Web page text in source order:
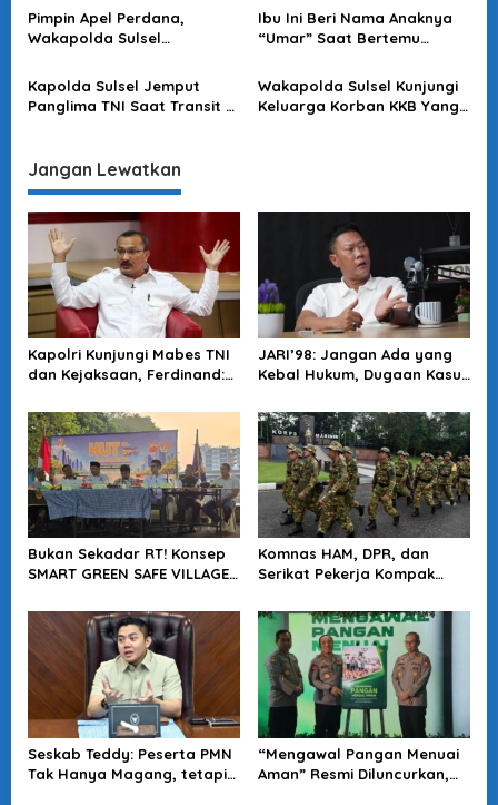
s
AU Sultan Hasanuddin
Sultan Hasanuddin
Pimpin Apel Perdana,
Wakapolda Sulsel
Ibu Ini Beri Nama Anaknya
“Umar” Saat Bertemu
Kapolda Sulsel Jemput
Panglima TNI Saat Transit Di
Wakapolda Sulsel Kunjungi
Keluarga Korban KKB Yang
Jangan Lewatkan
Kapolri Kunjungi Mabes TNI
dan Kejaksaan, Ferdinand:
Soliditas Antar Lembaga
JARI’98: Jangan Ada yang
Kebal Hukum, Dugaan Kasus
Tuntas
Bukan Sekadar RT! Konsep
SMART GREEN SAFE VILLAGE
Depan Kota
Komnas HAM, DPR, dan
Serikat Pekerja Kompak
KDMP Diusut
Seskab Teddy: Peserta PMN
Tak Hanya Magang, tetapi
“Mengawal Pangan Menuai
Aman” Resmi Diluncurkan,